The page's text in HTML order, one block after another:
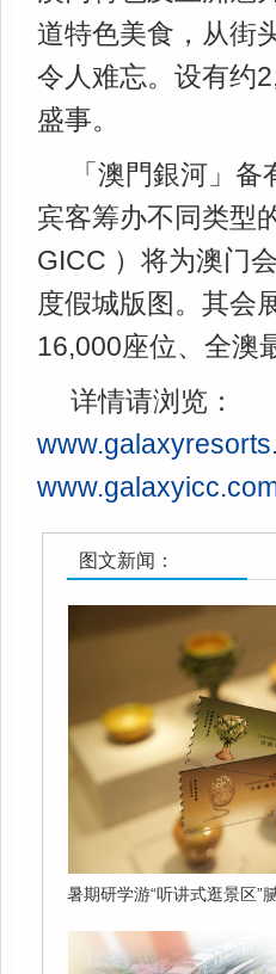
道特色美食，从街
令人难忘。设有约
盛事。
「澳門銀河」
宾客筹办不同类型
GICC ）将为澳门
度假城版图。其会
16,000座位、全
详情请浏览：
图文新闻：
暑期研学游“听讲式逛景区”